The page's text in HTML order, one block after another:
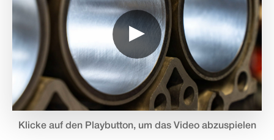
▶
Klicke auf den Playbutton, um das Video abzuspielen